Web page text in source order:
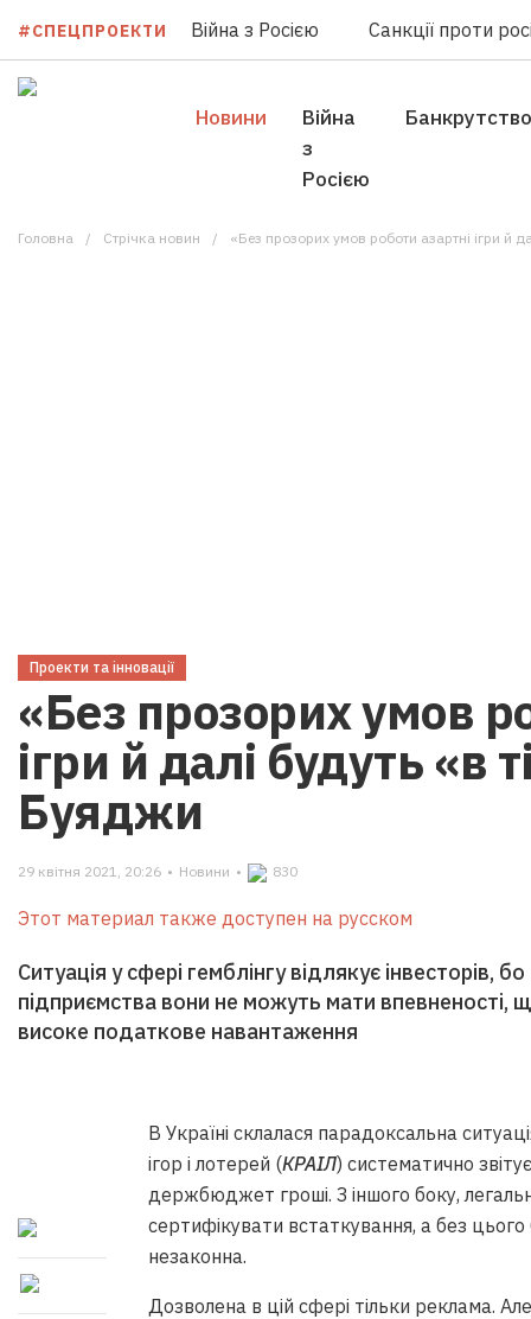
#СПЕЦПРОЕКТИ Війна з Росією Санкції проти
Новини
Війна
з
Росією
Банкрутство
Головна Стрічка новин «Без прозорих умов роботи азартні ігри й
Проекти та інновації
«Без прозорих умов
ігри й далі будуть «в
Буяджи
29 квітня 2021, 20:26 • Новини • 830
Этот материал также доступен на русском
Ситуація у сфері гемблінгу відлякує інвесторів,
підприємства вони не можуть мати впевненості,
високе податкове навантаження
В Україні склалася парадоксальна
ігор і лотерей (КРАІЛ) систематично
держбюджет гроші. З іншого боку,
сертифікувати встаткування, а без цього
незаконна.
Дозволена в цій сфері тільки реклама.